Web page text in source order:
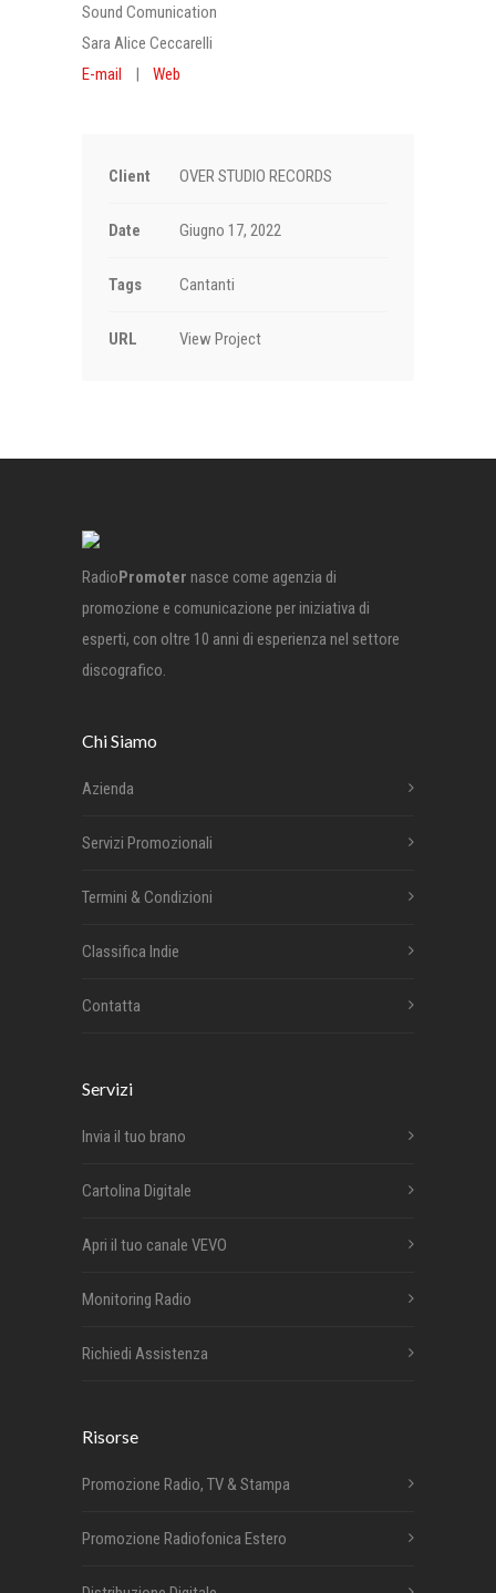
Sound Comunication
Sara Alice Ceccarelli
E-mail | Web
Client OVER STUDIO RECORDS
Date Giugno 17, 2022
Tags Cantanti
URL View Project
RadioPromoter nasce come agenzia di
promozione e comunicazione per iniziativa di
esperti, con oltre 10 anni di esperienza nel settore
discografico.
Chi Siamo
Azienda
Servizi Promozionali
Termini & Condizioni
Classifica Indie
Contatta
Servizi
Invia il tuo brano
Cartolina Digitale
Apri il tuo canale VEVO
Monitoring Radio
Richiedi Assistenza
Risorse
Promozione Radio, TV & Stampa
Promozione Radiofonica Estero